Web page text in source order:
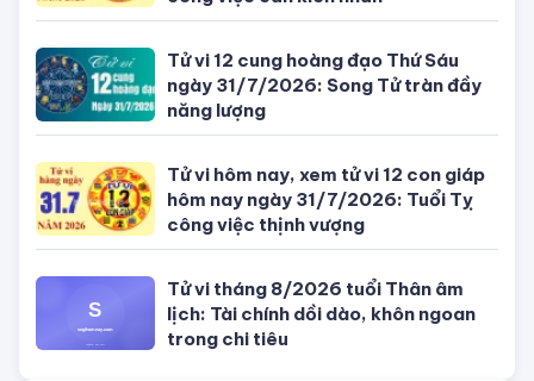
Tử vi hôm nay, xem tử vi 12 con giáp
hôm nay ngày 5/8/2026: Tuổi Thân
công việc cần kiên nhẫn
Đang ngồi nhậu thì thanh niên (áo
xanh) cầm ✂️ tiễn bạn nhậu đi gặp
ông bà
Bỏ trốn sau cú đâm xe làm quan
chức Campuchia tử vong, con gái
quý tộc bị bắt